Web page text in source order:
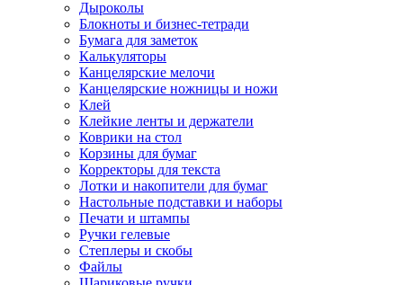
Дыроколы
Блокноты и бизнес-тетради
Бумага для заметок
Калькуляторы
Канцелярские мелочи
Канцелярские ножницы и ножи
Клей
Клейкие ленты и держатели
Коврики на стол
Корзины для бумаг
Корректоры для текста
Лотки и накопители для бумаг
Настольные подставки и наборы
Печати и штампы
Ручки гелевые
Степлеры и скобы
Файлы